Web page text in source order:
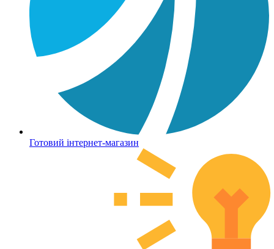
Готовий інтернет-магазин